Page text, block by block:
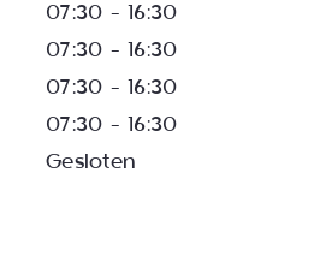
07:30 – 16:30
07:30 – 16:30
07:30 – 16:30
07:30 – 16:30
Gesloten